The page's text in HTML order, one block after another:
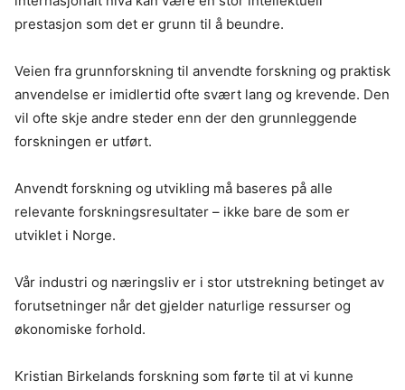
prestasjon som det er grunn til å beundre.
Veien fra grunnforskning til anvendte forskning og praktisk
anvendelse er imidlertid ofte svært lang og krevende. Den
vil ofte skje andre steder enn der den grunnleggende
forskningen er utført.
Anvendt forskning og utvikling må baseres på alle
relevante forskningsresultater – ikke bare de som er
utviklet i Norge.
Vår industri og næringsliv er i stor utstrekning betinget av
forutsetninger når det gjelder naturlige ressurser og
økonomiske forhold.
Kristian Birkelands forskning som førte til at vi kunne